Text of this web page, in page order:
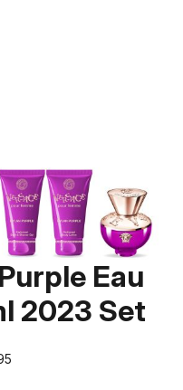
Eau
2023 Set